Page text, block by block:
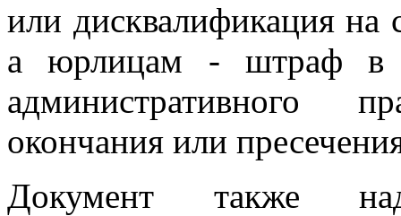
или дисквалификация на
а юрлицам - штраф в
административного
окончания или
Документ также